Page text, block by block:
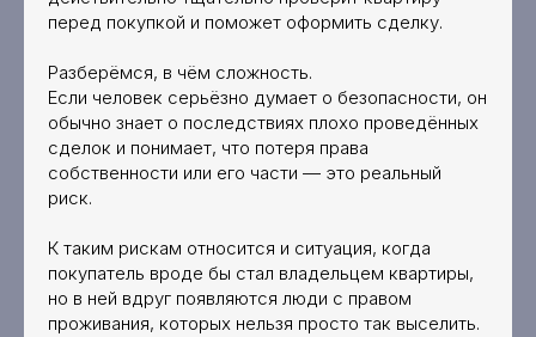
перед покупкой и поможет оформить сделку.
Разберёмся, в чём сложность.
Если человек серьёзно думает о безопасности, он
обычно знает о последствиях плохо проведённых
сделок и понимает, что потеря права
собственности или его части — это реальный
риск.
К таким рискам относится и ситуация, когда
покупатель вроде бы стал владельцем квартиры,
но в ней вдруг появляются люди с правом
проживания, которых нельзя просто так выселить.